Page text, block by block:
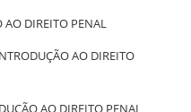
AO DIREITO PENAL
AO DIREITO
AO DIREITO PENAL